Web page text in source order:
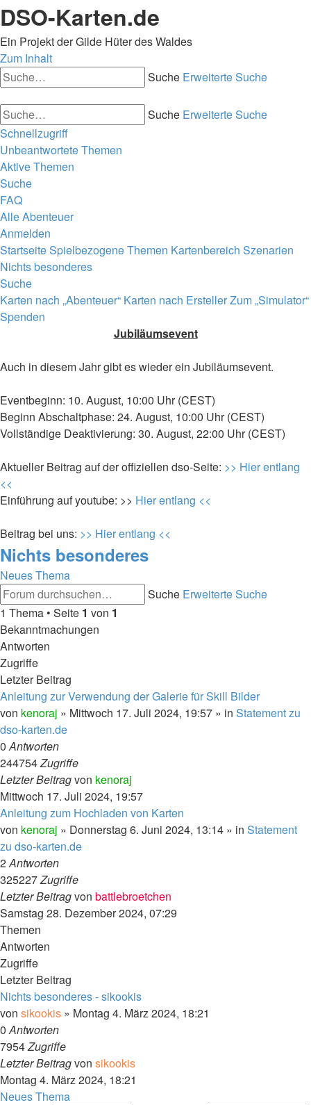
DSO-Karten.de
Ein Projekt der Gilde Hüter des Waldes
Zum Inhalt
Suche Erweiterte Suche
Suche Erweiterte Suche
Schnellzugriff
Unbeantwortete Themen
Aktive Themen
Suche
FAQ
Alle Abenteuer
Anmelden
StartseiteSpielbezogene Themen Kartenbereich Szenarien
Nichts besonderes
Suche
Karten nach „Abenteuer“ Karten nach ErstellerZum „Simulator“
Spenden
Jubiläumsevent
Auch in diesem Jahr gibt es wieder ein Jubiläumsevent.
Eventbeginn: 10. August, 10:00 Uhr (CEST)
Beginn Abschaltphase: 24. August, 10:00 Uhr (CEST)
Vollständige Deaktivierung: 30. August, 22:00 Uhr (CEST)
Aktueller Beitrag auf der offiziellen dso-Seite: >> Hier entlang
<<
Einführung auf youtube: >> Hier entlang <<
Beitrag bei uns: >> Hier entlang <<
Nichts besonderes
Neues Thema
Suche Erweiterte Suche
1 Thema • Seite 1 von 1
Bekanntmachungen
Antworten
Zugriffe
Letzter Beitrag
Anleitung zur Verwendung der Galerie für Skill Bilder
von kenoraj » Mittwoch 17. Juli 2024, 19:57 » in Statement zu
dso-karten.de
0Antworten
244754Zugriffe
Letzter Beitragvon kenoraj
Mittwoch 17. Juli 2024, 19:57
Anleitung zum Hochladen von Karten
von kenoraj » Donnerstag 6. Juni 2024, 13:14 » in Statement
zu dso-karten.de
2Antworten
325227Zugriffe
Letzter Beitragvon battlebroetchen
Samstag 28. Dezember 2024, 07:29
Themen
Antworten
Zugriffe
Letzter Beitrag
Nichts besonderes - sikookis
von sikookis » Montag 4. März 2024, 18:21
0Antworten
7954Zugriffe
Letzter Beitragvon sikookis
Montag 4. März 2024, 18:21
Neues Thema